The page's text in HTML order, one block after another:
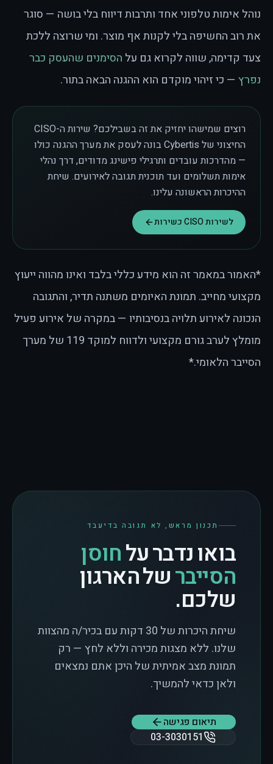
נוהל אימות טלפוני אחד ותרבות דיווח בלי בושה — סוגר
את רוב החשיפה בלי לקנות אף מוצר. ומי שרוצה ללכת
צעד קדימה, שווה לקרוא גם על הסימנים שהעסק כבר
נפרץ — כי זיהוי מוקדם הוא ההגנה הבאה בתור.
רוצים שמישהו יחזיק את זה בשבילכם? שירות ה-CISO
החיצוני של Cybertis בונה לעסק את מערך ההגנה כולו
— מהדרכות עובדים ותרגילי פישינג מדודים, דרך נהלי
אימות תשלומים ועד תוכנית תגובה לאירועים. שיחת
ההיכרות הראשונה עלינו.
לשירות CISO כשירות
*האמור במאמר זה הוא מידע כללי בלבד ואינו מהווה ייעוץ
מקצועי מחייב. תמונת האיומים משתנה תדיר, והתגובה
הנכונה לאירוע תלויה בנסיבותיו — במקרה של אירוע פעיל
מומלץ לערב גורם מקצועי ולדווח למוקד 119 של מערך
הסייבר הלאומי.*
תכנון מראש, לא תגובה בדיעבד
בואו נדבר על חוסן
הסייבר של הארגון
שלכם.
שיחת היכרות של 30 דקות עם בכיר/ה מהצוות
שלנו. ללא מצגות מכירה וללא לחץ — רק
תמונת מצב אמיתית של היכן אתם נמצאים
ולאן כדאי להמשיך.
תיאום פגישה
03-3030151